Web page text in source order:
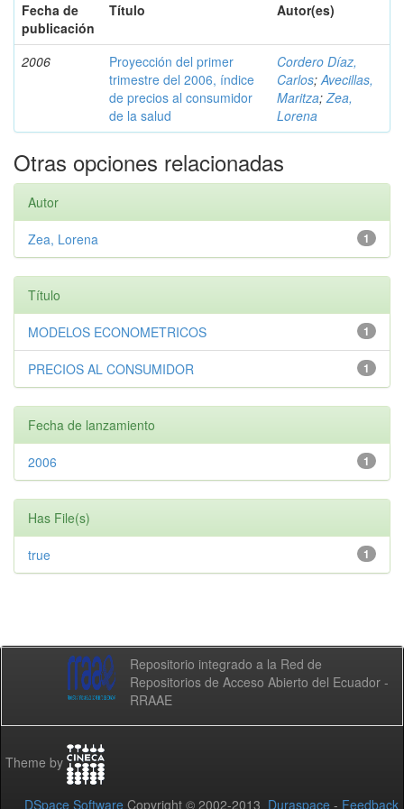
Fecha de
publicación
Título Autor(es)
2006
Proyección del primer
trimestre del 2006, índice
de precios al consumidor
de la salud
Cordero Díaz,
Carlos;Avecillas,
Maritza;Zea,
Lorena
Otras opciones relacionadas
Autor
1
Zea, Lorena
Título
1
MODELOS ECONOMETRICOS
1
PRECIOS AL CONSUMIDOR
Fecha de lanzamiento
1
2006
Has File(s)
1
true
Repositorio integrado a la Red de
Repositorios de Acceso Abierto del Ecuador -
RRAAE
Theme by
DSpace Software Copyright © 2002-2013 Duraspace - Feedback